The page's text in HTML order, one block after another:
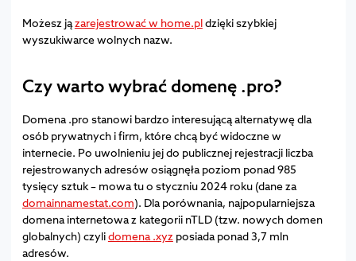
Możesz jązarejestrować w home.pldzięki szybkiej
wyszukiwarce wolnych nazw.
Czy warto wybrać domenę .pro?
Domena .pro stanowi bardzo interesującą alternatywę dla
osób prywatnych i firm, które chcą być widoczne w
internecie. Po uwolnieniu jej do publicznej rejestracji liczba
rejestrowanych adresów osiągnęła poziom ponad 985
tysięcy sztuk – mowa tu o styczniu 2024 roku (dane za
domainnamestat.com). Dla porównania, najpopularniejsza
domena internetowa z kategorii nTLD (tzw. nowych domen
globalnych) czylidomena .xyz posiada ponad 3,7 mln
adresów.